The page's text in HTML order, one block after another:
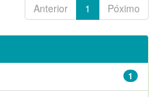
Anterior 1 Póximo
1